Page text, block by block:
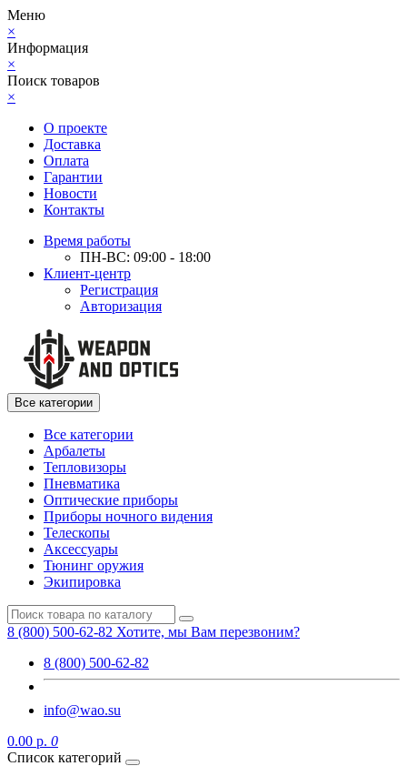
Меню
×
Информация
×
Поиск товаров
×
О проекте
Доставка
Оплата
Гарантии
Новости
Контакты
Время работы
ПН-ВС: 09:00 - 18:00
Клиент-центр
Регистрация
Авторизация
Все категории
Все категории
Арбалеты
Тепловизоры
Пневматика
Оптические приборы
Приборы ночного видения
Телескопы
Аксессуары
Тюнинг оружия
Экипировка
8 (800) 500-62-82 Хотите, мы Вам перезвоним?
8 (800) 500-62-82
info@wao.su
0.00 р. 0
Список категорий